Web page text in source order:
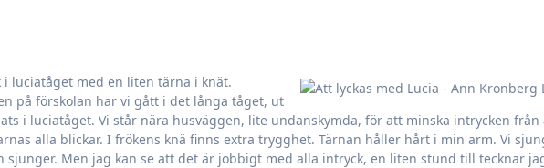
på förskolan har vi gått i det långa tåget, ut
i luciatåget. Vi står nära husväggen, lite undanskymda, för att minska intrycken från
alla blickar. I frökens knä finns extra trygghet. Tärnan håller hårt i min arm. Vi
sjunger. Men jag kan se att det är jobbigt med alla intryck, en liten stund till tecknar